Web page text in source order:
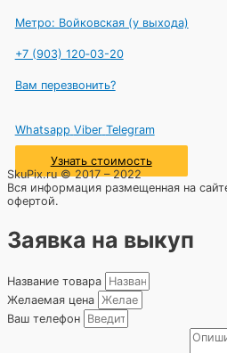
Метро: Войковская (у выхода)
+7 (903) 120‑03-20
Вам перезвонить?
Whatsapp Viber Telegram
Узнать стоимость
SkuPix.ru © 2017 – 2022
Вся информация размещенная на
офертой.
Заявка на выкуп
Название товара
Желаемая цена
Ваш телефон